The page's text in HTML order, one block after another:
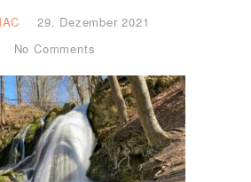
29. Dezember 2021
No Comments